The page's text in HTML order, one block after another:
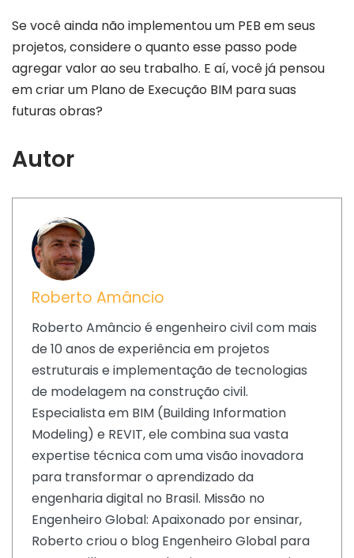
Se você ainda não implementou um PEB em seus
projetos, considere o quanto esse passo pode
agregar valor ao seu trabalho. E aí, você já pensou
em criar um Plano de Execução BIM para suas
futuras obras?
Autor
Roberto Amâncio
Roberto Amâncio é engenheiro civil com mais
de 10 anos de experiência em projetos
estruturais e implementação de tecnologias
de modelagem na construção civil.
Especialista em BIM (Building Information
Modeling) e REVIT, ele combina sua vasta
expertise técnica com uma visão inovadora
para transformar o aprendizado da
engenharia digital no Brasil. Missão no
Engenheiro Global: Apaixonado por ensinar,
Roberto criou o blog Engenheiro Global para